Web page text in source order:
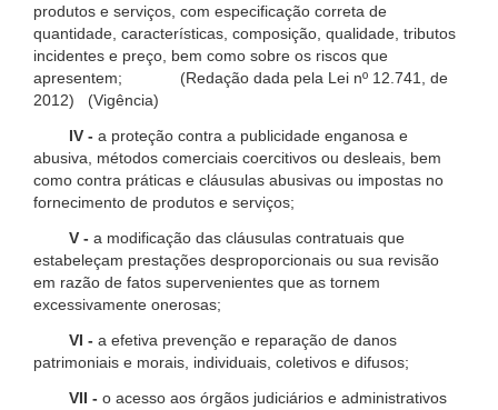
produtos e serviços, com especificação correta de
quantidade, características, composição, qualidade, tributos
incidentes e preço, bem como sobre os riscos que
apresentem; (Redação dada pela Lei nº 12.741, de
2012) (Vigência)
IV - a proteção contra a publicidade enganosa e
abusiva, métodos comerciais coercitivos ou desleais, bem
como contra práticas e cláusulas abusivas ou impostas no
fornecimento de produtos e serviços;
V - a modificação das cláusulas contratuais que
estabeleçam prestações desproporcionais ou sua revisão
em razão de fatos supervenientes que as tornem
excessivamente onerosas;
VI - a efetiva prevenção e reparação de danos
patrimoniais e morais, individuais, coletivos e difusos;
VII - o acesso aos órgãos judiciários e administrativos